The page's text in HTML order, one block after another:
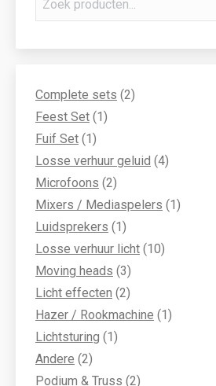
Complete sets 22
Feest Set 11
Fuif Set 11
product
Losse verhuur geluid 44
Microfoons 22
producten
Mixers / Mediaspelers 11
Luidsprekers 11
product
Losse verhuur licht 1010
Moving heads 33
producten
Licht effecten 22
producten
Hazer / Rookmachine 11
Lichtsturing 11
Andere 22
producten
Podium & Truss 22